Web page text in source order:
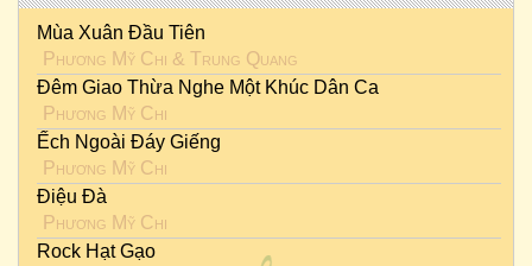
Mùa Xuân Đầu Tiên
Phương Mỹ Chi & Trung Quang
Đêm Giao Thừa Nghe Một Khúc Dân Ca
Phương Mỹ Chi
Ếch Ngoài Đáy Giếng
Phương Mỹ Chi
Điệu Đà
Phương Mỹ Chi
Rock Hạt Gạo